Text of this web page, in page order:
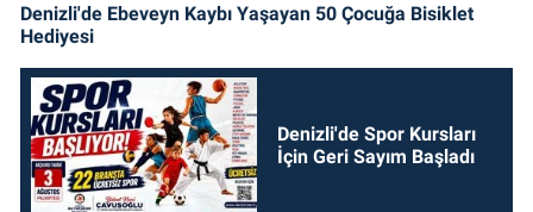
Denizli'de Ebeveyn Kaybı Yaşayan 50 Çocuğa Bisiklet
Hediyesi
Denizli'de Spor Kursları
İçin Geri Sayım Başladı